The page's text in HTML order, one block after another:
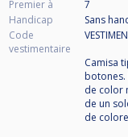
Premier à
7
Handicap
Sans
Code
vestimentaire
Camisa
botones.
de color
de un
de